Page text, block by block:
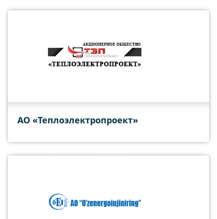
АО «Теплоэлектропроект»